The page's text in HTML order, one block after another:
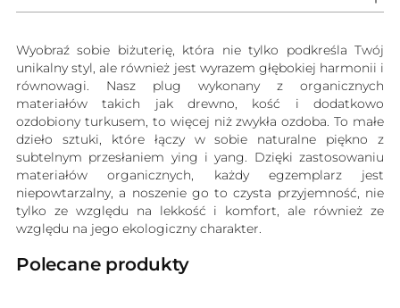
Wyobraź sobie biżuterię, która nie tylko podkreśla Twój
unikalny styl, ale również jest wyrazem głębokiej harmonii i
równowagi. Nasz plug wykonany z organicznych
materiałów takich jak drewno, kość i dodatkowo
ozdobiony turkusem, to więcej niż zwykła ozdoba. To małe
dzieło sztuki, które łączy w sobie naturalne piękno z
subtelnym przesłaniem ying i yang. Dzięki zastosowaniu
materiałów organicznych, każdy egzemplarz jest
niepowtarzalny, a noszenie go to czysta przyjemność, nie
tylko ze względu na lekkość i komfort, ale również ze
względu na jego ekologiczny charakter.
Polecane produkty